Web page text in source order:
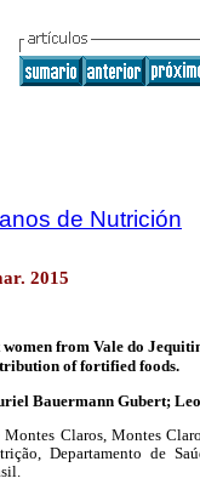
de Nutrición
2015
from Vale do
of fortified foods.
Bauermann Gubert;
Montes Claros, Montes
Departamento de